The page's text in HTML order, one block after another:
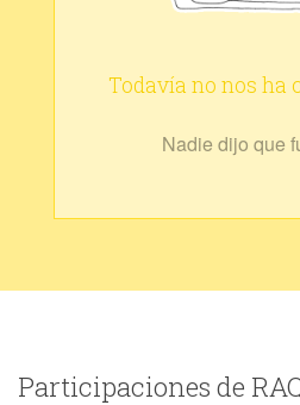
Todavía no nos ha
Nadie dijo que
Participaciones de